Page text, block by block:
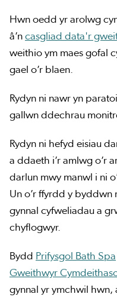
Hwn oedd yr arolwg
â’n casgliad data'r
weithio ym maes gofal
gael o’r blaen.
Rydyn ni nawr yn
gallwn ddechrau
Rydyn ni hefyd eisiau
a ddaeth i’r amlwg o’r
darlun mwy manwl i ni
Un o’r ffyrdd y byddwn
gynnal cyfweliadau a
chyflogwyr.
Bydd Prifysgol Bath Spa
Gweithwyr
gynnal yr ymchwil hwn,